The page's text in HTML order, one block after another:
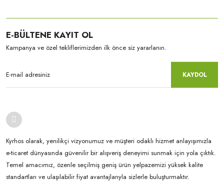
E-BÜLTENE KAYIT OL
Kampanya ve özel tekliflerimizden ilk önce siz yararlanın.
KAYDOL
Kyrhos olarak, yenilikçi vizyonumuz ve müşteri odaklı hizmet anlayışımızla
e-ticaret dünyasında güvenilir bir alışveriş deneyimi sunmak için yola çıktık.
Temel amacımız, özenle seçilmiş geniş ürün yelpazemizi yüksek kalite
standartları ve ulaşılabilir fiyat avantajlarıyla sizlerle buluşturmaktır.